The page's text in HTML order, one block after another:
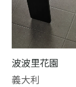
波波里花園
義大利